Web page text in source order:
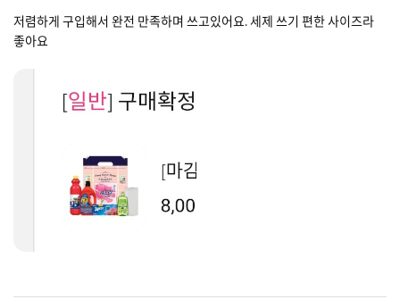
저렴하게 구입해서 완전 만족하며 쓰고있어요. 세제 쓰기 편한 사이즈라
좋아요